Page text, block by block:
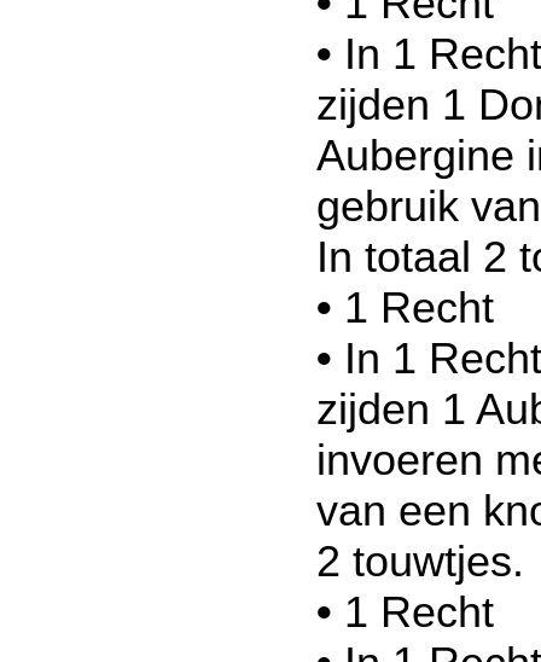
• In 1
zijden 1
Aubergine
gebruik
In totaal 2
• 1 Recht
• In 1
zijden 1
invoeren
van een
2 touwtjes.
• 1 Recht